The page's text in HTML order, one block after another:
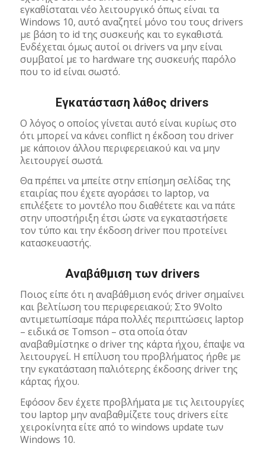
εγκαθίσταται νέο λειτουργικό όπως είναι τα
Windows 10, αυτό αναζητεί μόνο του τους drivers
με βάση το id της συσκευής και το εγκαθιστά.
Ενδέχεται όμως αυτοί οι drivers να μην είναι
συμβατοί με το hardware της συσκευής παρόλο
που το id είναι σωστό.
Εγκατάσταση λάθος drivers
Ο λόγος ο οποίος γίνεται αυτό είναι κυρίως στο
ότι μπορεί να κάνει conflict η έκδοση του driver
με κάποιον άλλου περιφερειακού και να μην
λειτουργεί σωστά.
Θα πρέπει να μπείτε στην επίσημη σελίδας της
εταιρίας που έχετε αγοράσει το laptop, να
επιλέξετε το μοντέλο που διαθέτετε και να πάτε
στην υποστήριξη έτσι ώστε να εγκαταστήσετε
τον τύπο και την έκδοση driver που προτείνει
κατασκευαστής.
Αναβάθμιση των drivers
Ποιος είπε ότι η αναβάθμιση ενός driver σημαίνει
και βελτίωση του περιφερειακού; Στο 9Volto
αντιμετωπίσαμε πάρα πολλές περιπτώσεις laptop
– ειδικά σε Tomson – στα οποία όταν
αναβαθμίστηκε ο driver της κάρτα ήχου, έπαψε να
λειτουργεί. Η επίλυση του προβλήματος ήρθε με
την εγκατάσταση παλιότερης έκδοσης driver της
κάρτας ήχου.
Εφόσον δεν έχετε προβλήματα με τις λειτουργίες
του laptop μην αναβαθμίζετε τους drivers είτε
χειροκίνητα είτε από το windows update των
Windows 10.